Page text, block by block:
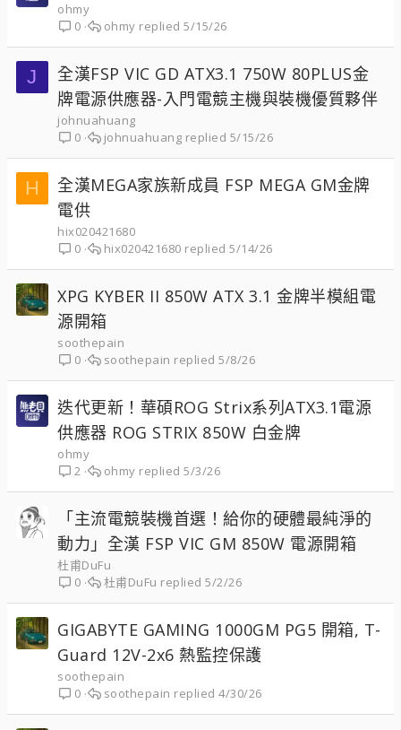
ohmy
0
5/15/26
ohmy
J
全漢FSP VIC GD ATX3.1 750W 80PLUS金
牌電源供應器-入門電競主機與裝機優質夥伴
johnuahuang
0
5/15/26
johnuahuang
H
全漢MEGA家族新成員 FSP MEGA GM金牌
電供
hix020421680
0
5/14/26
hix020421680
XPG KYBER II 850W ATX 3.1 金牌半模組電
源開箱
soothepain
0
5/8/26
soothepain
迭代更新！華碩ROG Strix系列ATX3.1電源
供應器 ROG STRIX 850W 白金牌
ohmy
2
5/3/26
ohmy
「主流電競裝機首選！給你的硬體最純淨的
動力」全漢 FSP VIC GM 850W 電源開箱
杜甫DuFu
0
5/2/26
杜甫DuFu
GIGABYTE GAMING 1000GM PG5 開箱, T-
Guard 12V-2x6 熱監控保護
soothepain
0
4/30/26
soothepain